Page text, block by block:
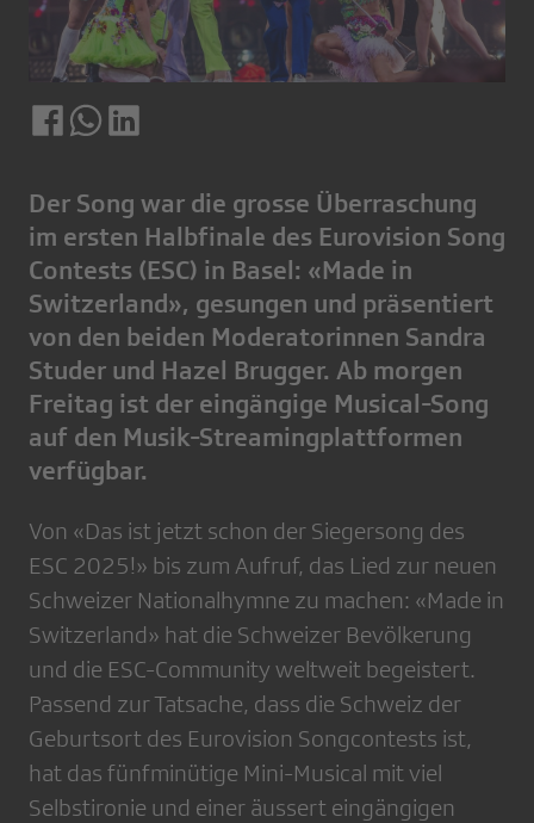
Der Song war die grosse Überraschung
im ersten Halbfinale des Eurovision Song
Contests (ESC) in Basel: «Made in
Switzerland», gesungen und präsentiert
von den beiden Moderatorinnen Sandra
Studer und Hazel Brugger. Ab morgen
Freitag ist der eingängige Musical-Song
auf den Musik-Streamingplattformen
verfügbar.
Von «Das ist jetzt schon der Siegersong des
ESC 2025!» bis zum Aufruf, das Lied zur neuen
Schweizer Nationalhymne zu machen: «Made in
Switzerland» hat die Schweizer Bevölkerung
und die ESC-Community weltweit begeistert.
Passend zur Tatsache, dass die Schweiz der
Geburtsort des Eurovision Songcontests ist,
hat das fünfminütige Mini-Musical mit viel
Selbstironie und einer äussert eingängigen